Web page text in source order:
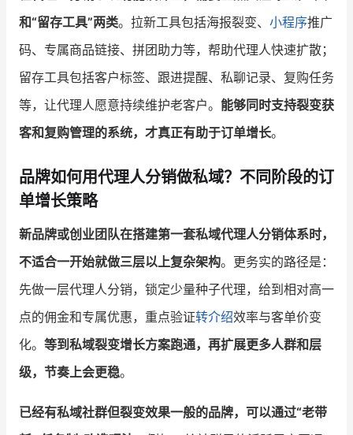
和“留存工具”两类。拉新工具包括海报裂变、 小程序推广
码、专属商品链接、拼团助力等，帮助代理人快速扩散；
留存工具包括客户标签、跟进提醒、私聊记录、复购任务
等，让代理人愿意持续维护老客户。 能够同时支持裂变获
客和复购管理的系统，才真正有助于订单增长。
品牌如何用代理人分销做私域？不同阶段的订
单增长策略
新品牌或创业团队在搭建第一套私域代理人分销体系时，
不适合一开始就做三层以上复杂架构。更务实的路径是：
先做一层代理人分销，锁定少量种子代理，给到相对高一
点的佣金和专属优惠，重点验证转介绍效率与客单价变
化。 等到私域裂变增长方案跑通，再扩展更多人群和层
级，节奏上会更稳。
已经有私域社群但裂变效果一般的品牌，可以通过“老带